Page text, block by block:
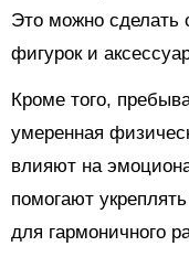
Это можно сделать
фигурок и
Кроме того,
умеренная
влияют на
помогают
для гармоничного